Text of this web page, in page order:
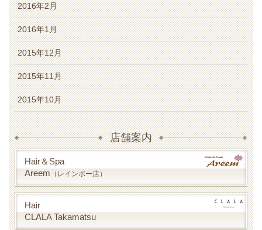
2016年2月
2016年1月
2015年12月
2015年11月
2015年10月
店舗案内
Hair＆Spa
Areem （レインボー店）
Hair
CLALA Takamatsu